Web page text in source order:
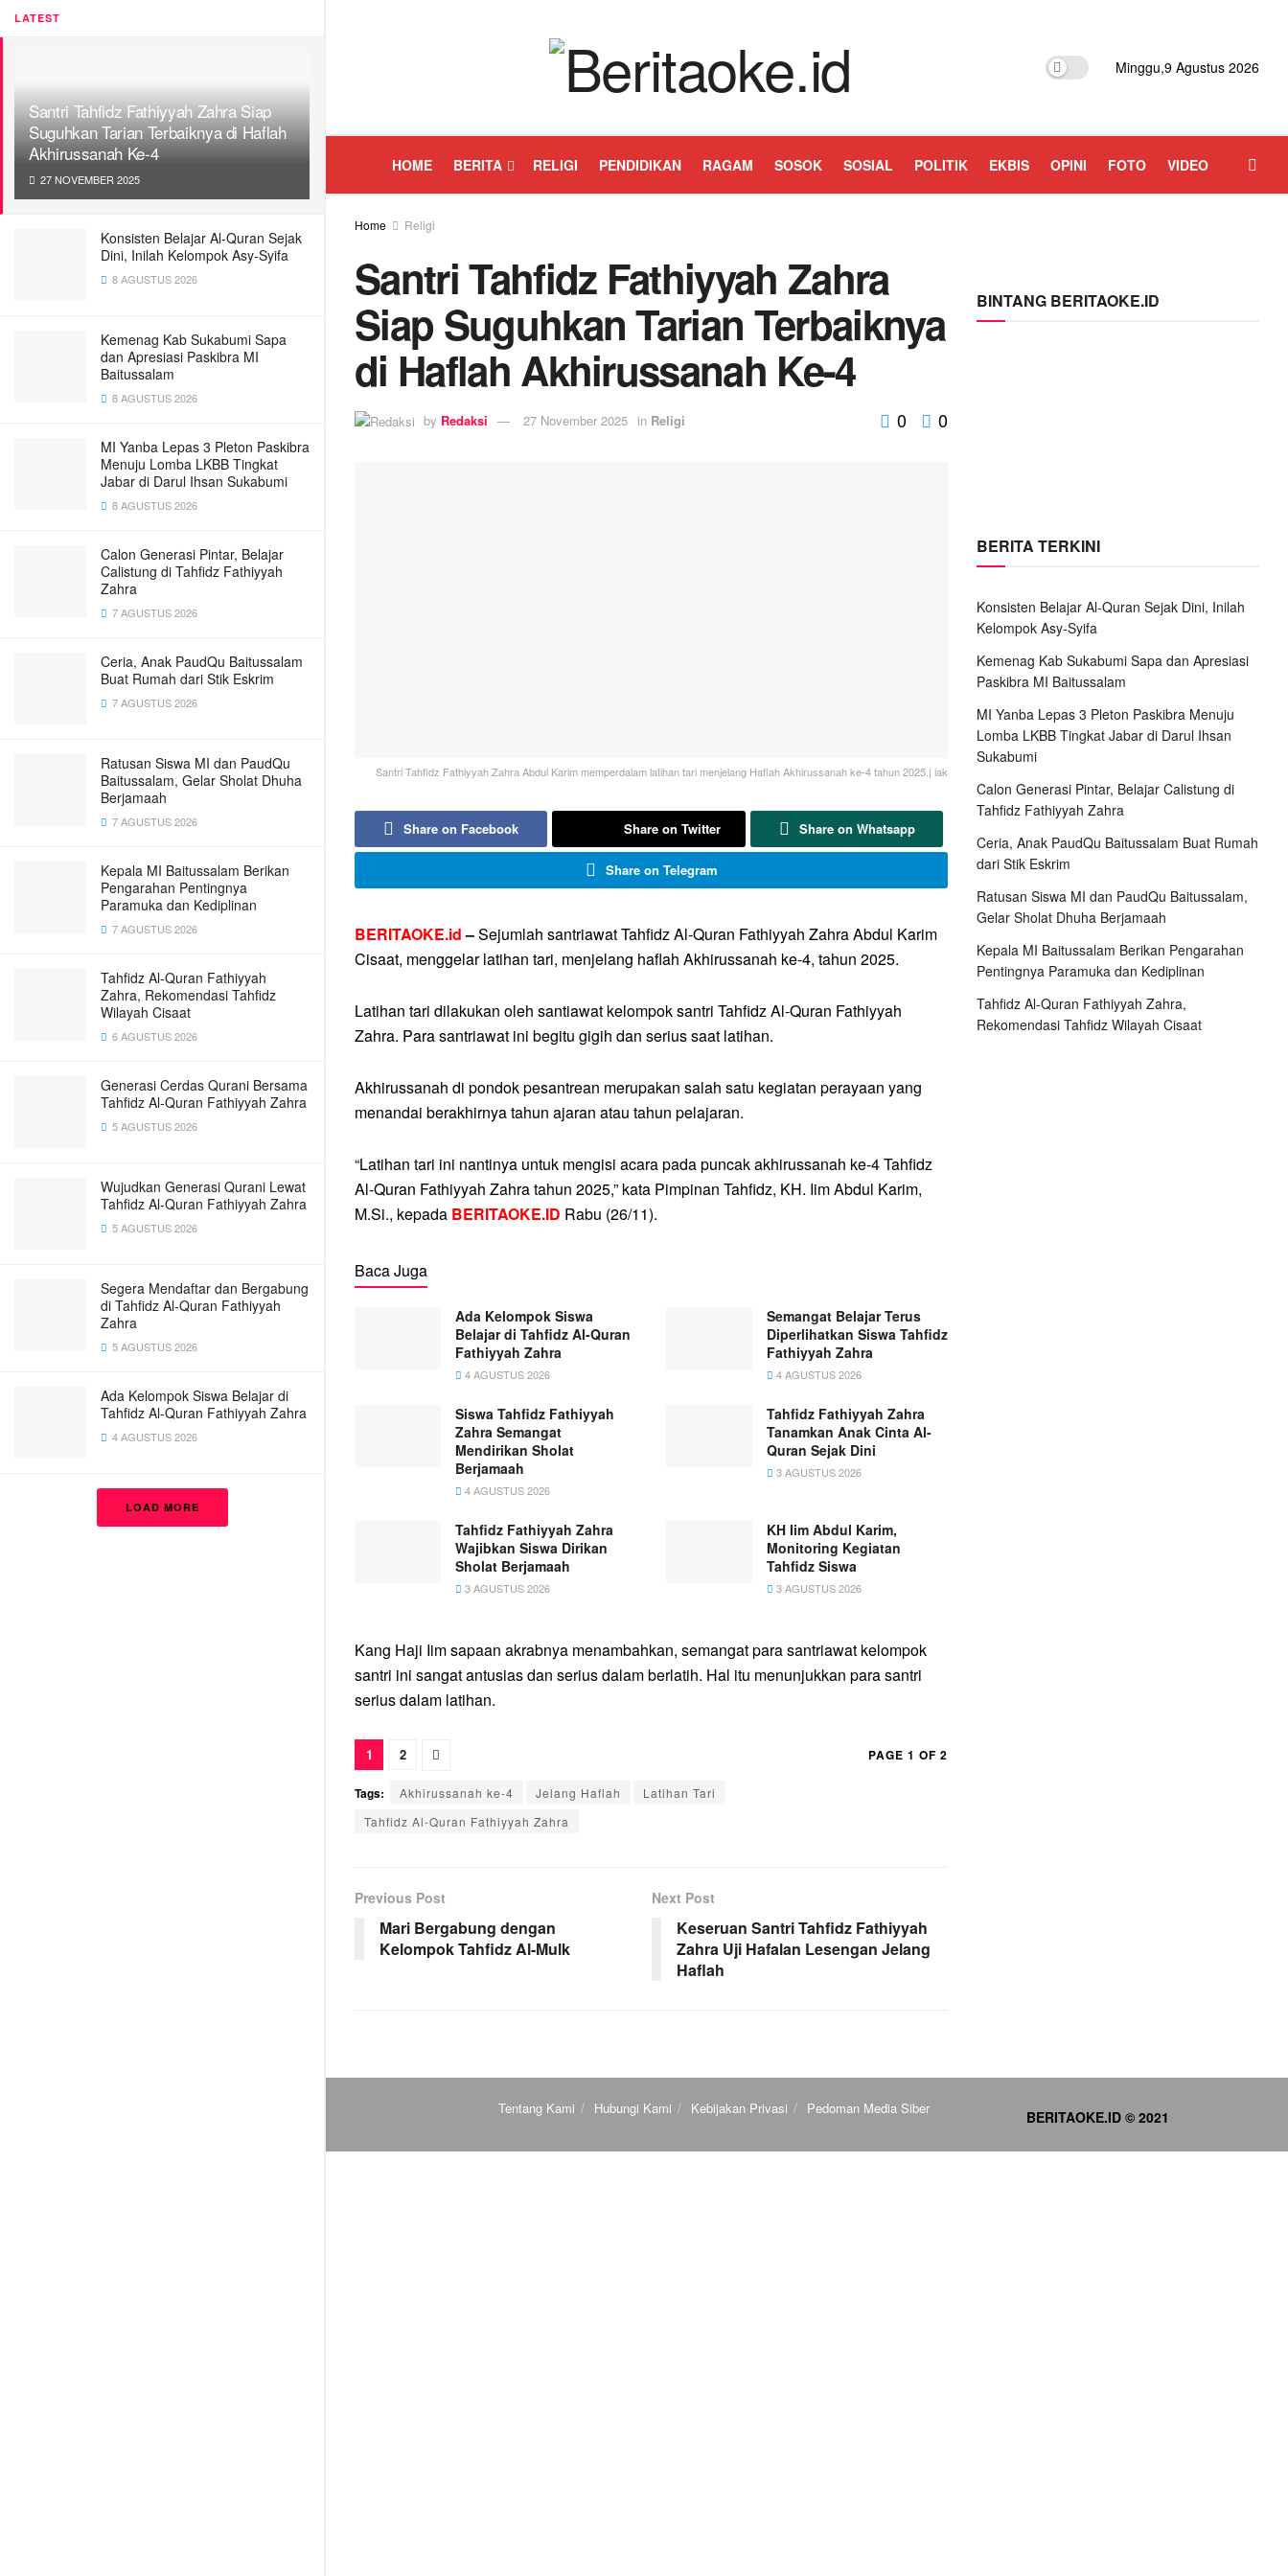
LATEST
Santri Tahfidz Fathiyyah Zahra Siap
Suguhkan Tarian Terbaiknya di Haflah
Akhirussanah Ke-4
27 NOVEMBER 2025
Konsisten Belajar Al-Quran Sejak
Dini, Inilah Kelompok Asy-Syifa
8 AGUSTUS 2026
Kemenag Kab Sukabumi Sapa
dan Apresiasi Paskibra MI
Baitussalam
8 AGUSTUS 2026
MI Yanba Lepas 3 Pleton Paskibra
Menuju Lomba LKBB Tingkat
Jabar di Darul Ihsan Sukabumi
8 AGUSTUS 2026
Calon Generasi Pintar, Belajar
Calistung di Tahfidz Fathiyyah
Zahra
7 AGUSTUS 2026
Ceria, Anak PaudQu Baitussalam
Buat Rumah dari Stik Eskrim
7 AGUSTUS 2026
Ratusan Siswa MI dan PaudQu
Baitussalam, Gelar Sholat Dhuha
Berjamaah
7 AGUSTUS 2026
Kepala MI Baitussalam Berikan
Pengarahan Pentingnya
Paramuka dan Kediplinan
7 AGUSTUS 2026
Tahfidz Al-Quran Fathiyyah
Zahra, Rekomendasi Tahfidz
Wilayah Cisaat
6 AGUSTUS 2026
Generasi Cerdas Qurani Bersama
Tahfidz Al-Quran Fathiyyah Zahra
5 AGUSTUS 2026
Wujudkan Generasi Qurani Lewat
Tahfidz Al-Quran Fathiyyah Zahra
5 AGUSTUS 2026
Segera Mendaftar dan Bergabung
di Tahfidz Al-Quran Fathiyyah
Zahra
5 AGUSTUS 2026
Ada Kelompok Siswa Belajar di
Tahfidz Al-Quran Fathiyyah Zahra
4 AGUSTUS 2026
LOAD MORE
Minggu,9 Agustus 2026
HOME BERITA RELIGI PENDIDIKAN RAGAM SOSOK SOSIAL POLITIK EKBIS OPINI FOTO VIDEO
Home Religi
Santri Tahfidz Fathiyyah Zahra
Siap Suguhkan Tarian Terbaiknya
di Haflah Akhirussanah Ke-4
by Redaksi 27 November 2025 in Religi 0 0
Santri Tahfidz Fathiyyah Zahra Abdul Karim memperdalam latihan tari menjelang Haflah Akhirussanah ke-4 tahun 2025.| iak
Share on Facebook Share on Twitter Share on Whatsapp
Share on Telegram
BERITAOKE.id–Sejumlah santriawat Tahfidz Al-Quran Fathiyyah Zahra Abdul Karim
Cisaat, menggelar latihan tari, menjelang haflah Akhirussanah ke-4, tahun 2025.
Latihan tari dilakukan oleh santiawat kelompok santri Tahfidz Al-Quran Fathiyyah
Zahra. Para santriawat ini begitu gigih dan serius saat latihan.
Akhirussanah di pondok pesantrean merupakan salah satu kegiatan perayaan yang
menandai berakhirnya tahun ajaran atau tahun pelajaran.
“Latihan tari ini nantinya untuk mengisi acara pada puncak akhirussanah ke-4 Tahfidz
Al-Quran Fathiyyah Zahra tahun 2025,” kata Pimpinan Tahfidz, KH. Iim Abdul Karim,
M.Si., kepada BERITAOKE.ID Rabu (26/11).
Baca Juga
Ada Kelompok Siswa
Belajar di Tahfidz Al-Quran
Fathiyyah Zahra
4 AGUSTUS 2026
Semangat Belajar Terus
Diperlihatkan Siswa Tahfidz
Fathiyyah Zahra
4 AGUSTUS 2026
Siswa Tahfidz Fathiyyah
Zahra Semangat
Mendirikan Sholat
Berjamaah
4 AGUSTUS 2026
Tahfidz Fathiyyah Zahra
Tanamkan Anak Cinta Al-
Quran Sejak Dini
3 AGUSTUS 2026
Tahfidz Fathiyyah Zahra
Wajibkan Siswa Dirikan
Sholat Berjamaah
3 AGUSTUS 2026
KH Iim Abdul Karim,
Monitoring Kegiatan
Tahfidz Siswa
3 AGUSTUS 2026
Kang Haji Iim sapaan akrabnya menambahkan, semangat para santriawat kelompok
santri ini sangat antusias dan serius dalam berlatih. Hal itu menunjukkan para santri
serius dalam latihan.
PAGE 1 OF 2
1 2
Tags: Akhirussanah ke-4 Jelang Haflah
Latihan Tari
Tahfidz Al-Quran Fathiyyah Zahra
Previous Post
Mari Bergabung dengan
Kelompok Tahfidz Al-Mulk
Next Post
Keseruan Santri Tahfidz Fathiyyah
Zahra Uji Hafalan Lesengan Jelang
Haflah
BINTANG BERITAOKE.ID
BERITA TERKINI
Konsisten Belajar Al-Quran Sejak Dini, Inilah
Kelompok Asy-Syifa
Kemenag Kab Sukabumi Sapa dan Apresiasi
Paskibra MI Baitussalam
MI Yanba Lepas 3 Pleton Paskibra Menuju
Lomba LKBB Tingkat Jabar di Darul Ihsan
Sukabumi
Calon Generasi Pintar, Belajar Calistung di
Tahfidz Fathiyyah Zahra
Ceria, Anak PaudQu Baitussalam Buat Rumah
dari Stik Eskrim
Ratusan Siswa MI dan PaudQu Baitussalam,
Gelar Sholat Dhuha Berjamaah
Kepala MI Baitussalam Berikan Pengarahan
Pentingnya Paramuka dan Kediplinan
Tahfidz Al-Quran Fathiyyah Zahra,
Rekomendasi Tahfidz Wilayah Cisaat
Tentang Kami Hubungi Kami Kebijakan Privasi Pedoman Media Siber BERITAOKE.ID © 2021